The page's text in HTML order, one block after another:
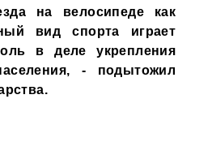
на велосипеде как
вид спорта играет
в деле укрепления
- подытожил